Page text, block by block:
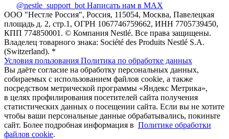
@nestle_support_bot Написать нам в MAX
ООО "Нестле Россия", Россия, 115054, Москва, Павелецкая
площадь д. 2, стр.1, ОГРН 1067746759662, ИНН 7705739450,
КПП 774850001. © Компания Nestlé. Все права защищены.
Владелец товарного знака: Société des Produits Nestlé S.A.
(Switzerland). *
Условия пользования Политика по обработке данных
Вы даёте согласие на обработку персональных данных,
собираемых с использованием файлов cookie, а также
посредством метрической программы «Яндекс Метрика»,
в целях профилирования посетителей сайта получения
статистических данных о посещении сайта. Если вы не хотите
чтобы ваши персональные данные обрабатывались, покиньте
сайт. Более подробная информация в Политике обработки
файлов cookie.